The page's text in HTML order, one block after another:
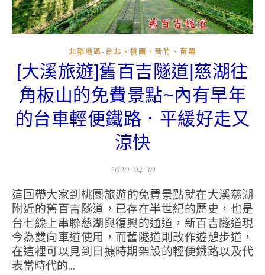
北部地區-台北、桃園、新竹、苗栗
[大溪旅遊]舊百吉隧道|慈湖往
角板山的免費景點~內有早年
的台車輕便鐵路．平緩好走又
涼快
2020/04/30
這回帶大家到桃園旅遊的免費景點就在大溪慈湖
附近的舊百吉隧道，已存在半世紀的歷史，也是
台七線上串聯慈湖與復興的通道，新百吉隧道現
今為雙向車道使用，而舊隧道則改作遊憩步道，
在這裡可以見到日據時期架設的輕便鐵路以及代
表當時代的...